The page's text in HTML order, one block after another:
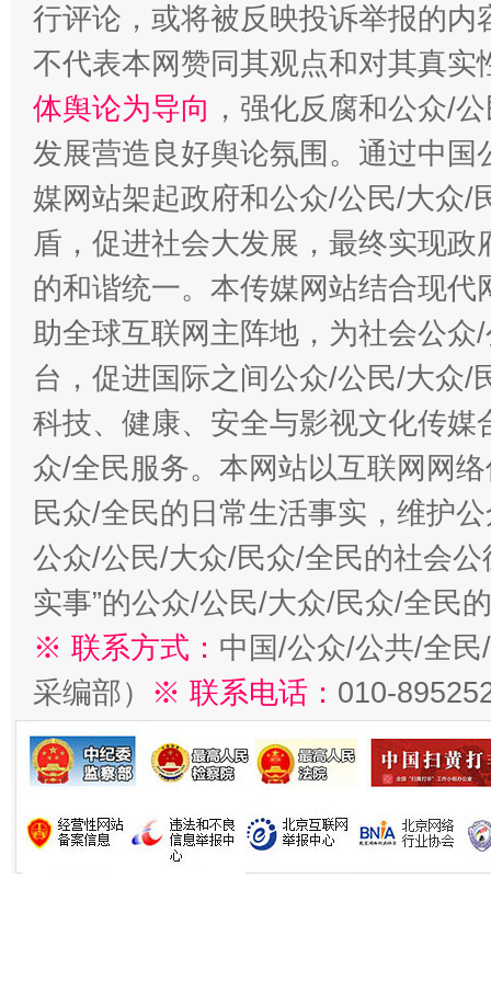
行评论，或将被反映投诉举报的
不代表本网赞同其观点和对其真实
体舆论为导向 ，强化反腐和公众/
发展营造良好舆论氛围。通过中
媒网站架起政府和公众/公民/大众/
盾，促进社会大发展，最终实现
的和谐统一。本传媒网站结合现
助全球互联网主阵地，为社会公
台，促进国际之间公众/公民/大众/
科技、健康、安全与影视文化传
众/全民服务。本网站以互联网网
民众/全民的日常生活事实，维护
公众/公民/大众/民众/全民的社会公
实事”的公众/公民/大众/民众/全民
※ 联系方式： 中国/公众/公共/全
采编部） ※ 联系电话： 010-